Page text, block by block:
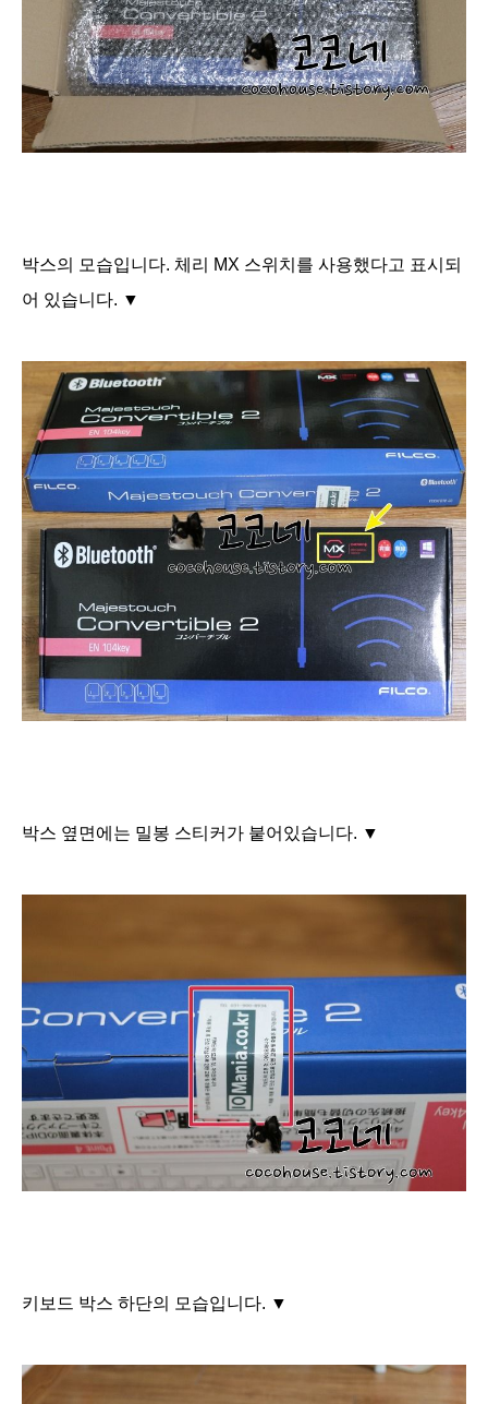
박스의 모습입니다. 체리 MX 스위치를 사용했다고 표시되
어 있습니다. ▼
박스 옆면 에는 밀봉 스티커가 붙어있습니다. ▼
키보드 박스 하단의 모습입니다. ▼